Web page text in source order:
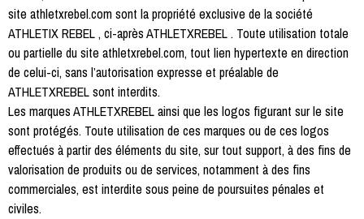
site athletxrebel.com sont la propriété exclusive de la société
ATHLETIX REBEL , ci-après ATHLETXREBEL . Toute utilisation totale
ou partielle du site athletxrebel.com, tout lien hypertexte en direction
de celui-ci, sans l’autorisation expresse et préalable de
ATHLETXREBEL sont interdits.
Les marques ATHLETXREBEL ainsi que les logos figurant sur le site
sont protégés. Toute utilisation de ces marques ou de ces logos
effectués à partir des éléments du site, sur tout support, à des fins de
valorisation de produits ou de services, notamment à des fins
commerciales, est interdite sous peine de poursuites pénales et
civiles.